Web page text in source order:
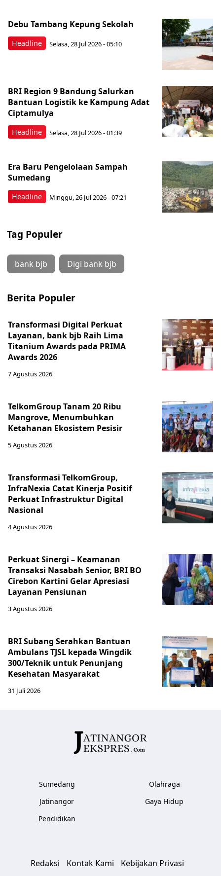
Headline
Debu Tambang Kepung Sekolah
Selasa, 28 Jul 2026 - 05:10
Headline
BRI Region 9 Bandung Salurkan
Bantuan Logistik ke Kampung Adat
Ciptamulya
Selasa, 28 Jul 2026 - 01:39
Headline
Era Baru Pengelolaan Sampah
Sumedang
Minggu, 26 Jul 2026 - 07:21
Tag Populer
bank bjb Digi bank bjb
Berita Populer
Transformasi Digital Perkuat
Layanan, bank bjb Raih Lima
Titanium Awards pada PRIMA
Awards 2026
7 Agustus 2026
TelkomGroup Tanam 20 Ribu
Mangrove, Menumbuhkan
Ketahanan Ekosistem Pesisir
5 Agustus 2026
Transformasi TelkomGroup,
InfraNexia Catat Kinerja Positif
Perkuat Infrastruktur Digital
Nasional
4 Agustus 2026
Perkuat Sinergi – Keamanan
Transaksi Nasabah Senior, BRI BO
Cirebon Kartini Gelar Apresiasi
Layanan Pensiunan
3 Agustus 2026
BRI Subang Serahkan Bantuan
Ambulans TJSL kepada Wingdik
300/Teknik untuk Penunjang
Kesehatan Masyarakat ​
31 Juli 2026
Sumedang
Jatinangor
Pendidikan
Olahraga
Gaya Hidup
Redaksi Kontak Kami
Kebijakan Privasi